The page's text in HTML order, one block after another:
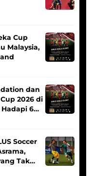
Cup
Malaysia,
dan
2026 di
6
Soccer
Tak